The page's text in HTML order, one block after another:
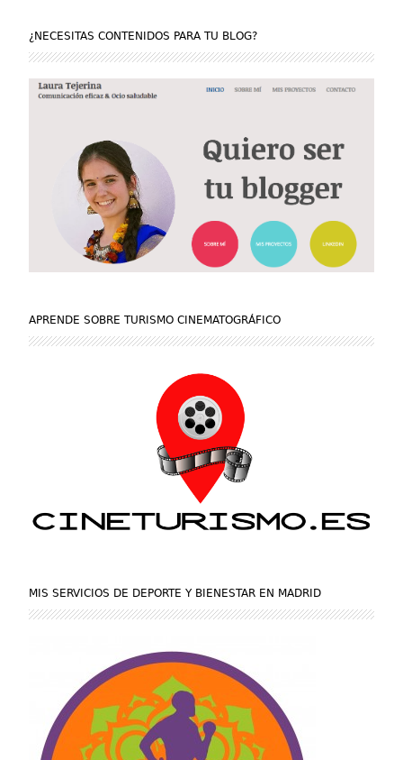
¿NECESITAS CONTENIDOS PARA TU BLOG?
APRENDE SOBRE TURISMO CINEMATOGRÁFICO
MIS SERVICIOS DE DEPORTE Y BIENESTAR EN MADRID